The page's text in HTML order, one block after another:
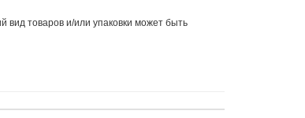
вид товаров и/или упаковки может быть